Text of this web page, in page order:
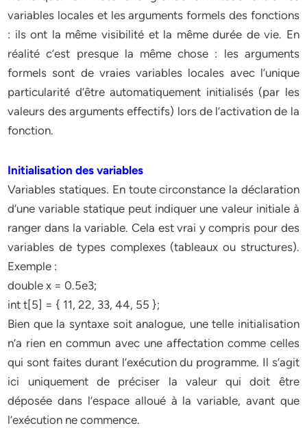
variables locales et les arguments formels des fonctions
: ils ont la même visibilité et la même durée de vie. En
réalité c’est presque la même chose : les arguments
formels sont de vraies variables locales avec l’unique
particularité d’être automatiquement initialisés (par les
valeurs des arguments effectifs) lors de l’activation de la
fonction.
Initialisation des variables
Variables statiques. En toute circonstance la déclaration
d’une variable statique peut indiquer une valeur initiale à
ranger dans la variable. Cela est vrai y compris pour des
variables de types complexes (tableaux ou structures).
Exemple :
double x = 0.5e3;
int t[5] = { 11, 22, 33, 44, 55 };
Bien que la syntaxe soit analogue, une telle initialisation
n’a rien en commun avec une affectation comme celles
qui sont faites durant l’exécution du programme. Il s’agit
ici uniquement de préciser la valeur qui doit être
déposée dans l’espace alloué à la variable, avant que
l’exécution ne commence.